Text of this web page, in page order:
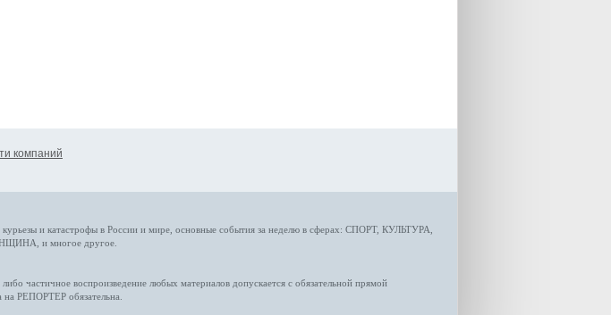
компаний
и катастрофы в России и мире , основные события за неделю в сферах: СПОРТ, КУЛЬТУРА,
, и многое другое
частичное воспроизведение любых материалов допускается с обязательной прямой
на РЕПОРТЕР обязательна.